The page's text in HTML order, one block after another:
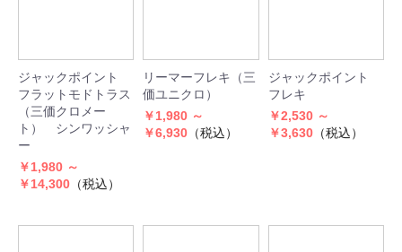
ジャックポイント
フラットモドトラス
（三価クロメー
ト） シンワッシャ
ー
￥1,980 ～
￥14,300 （税込）
リーマーフレキ（三
価ユニクロ）
￥1,980 ～
￥6,930 （税込）
ジャックポイント
フレキ
￥2,530 ～
￥3,630（税込）